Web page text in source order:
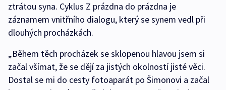
ztrátou syna. Cyklus Z prázdna do prázdna je
záznamem vnitřního dialogu, který se synem vedl při
dlouhých procházkách.
„Během těch procházek se sklopenou hlavou jsem si
začal všímat, že se dějí za jistých okolností jisté věci.
Dostal se mi do cesty fotoaparát po Šimonovi a začal